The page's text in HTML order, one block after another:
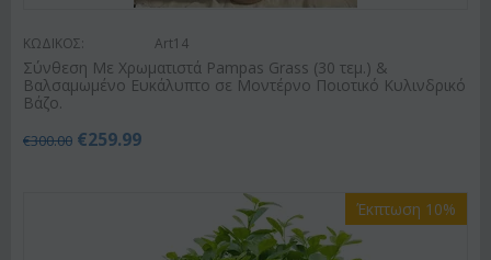
ΚΩΔΙΚΟΣ: Art14
Σύνθεση Με Χρωματιστά Pampas Grass (30 τεμ.) &
Βαλσαμωμένο Ευκάλυπτο σε Μοντέρνο Ποιοτικό Κυλινδρικό
Βάζο.
€300.00 €259.99
Έκπτωση 10%